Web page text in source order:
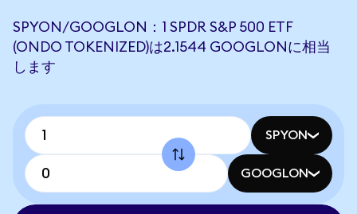
SPYON/GOOGLON：1 SPDR S&P 500 ETF
(ONDO TOKENIZED)は2.1544 GOOGLONに相当
します
SPYON
GOOGLON